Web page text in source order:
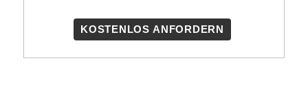
KOSTENLOS ANFORDERN